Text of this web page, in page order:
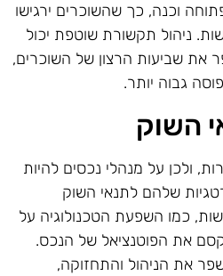
וכנה, כך שהשוכרים ירגישו
ניהול תקשורת שוטפת יכול
את שביעות הרצון של השוכרים,
גבוה יותר.
השוק
ולכן על מנהלי נכסים להיות
שלהם לתנאי השוק
כמו השפעת הטכנולוגיה על
את הפוטנציאל של הנכס.
את הניהול והתחזוקה,